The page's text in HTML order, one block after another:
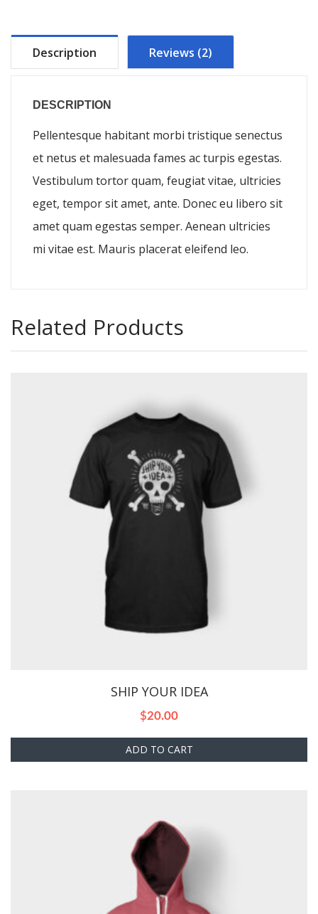
Description Reviews (2)
DESCRIPTION
Pellentesque habitant morbi tristique senectus
et netus et malesuada fames ac turpis egestas.
Vestibulum tortor quam, feugiat vitae, ultricies
eget, tempor sit amet, ante. Donec eu libero sit
amet quam egestas semper. Aenean ultricies
mi vitae est. Mauris placerat eleifend leo.
Related Products
SHIP YOUR IDEA
$20.00
ADD TO CART